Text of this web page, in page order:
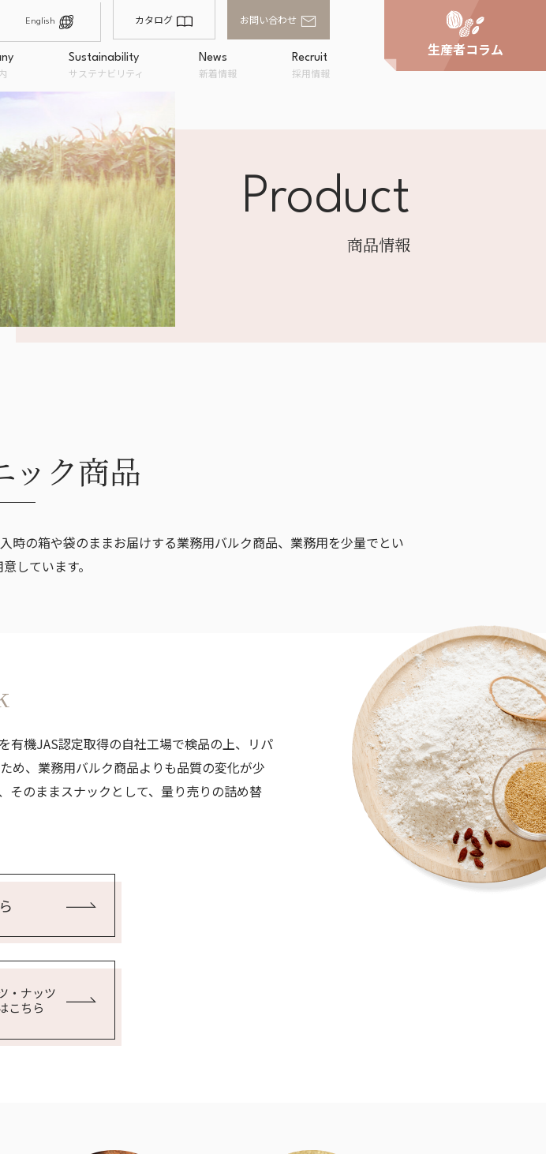
カタログ お問い合わせ
English
製造・品質管理 原材料卸 家庭用商品卸
OEM企画・開発・提案 量り売り企画・提案
一般商品 取扱ブランド
BIONOWA
Biokashi
経営理念 沿革 事業所一覧
Sustainability
サステナビリティ
私たちのこだわり
フードロスへの取り組
み
アルファフードスタッ
News
新着情報
Recruit
採用情報
生産者コラム
Product
商品情報
ック商品
時の箱や袋のままお届けする業務用バルク商品、業務用を少量でとい
しています。
有機JAS認定取得の自社工場で検品の上、リパ
め、業務用バルク商品よりも品質の変化が少
そのままスナックとして、量り売りの詰め替
・ナッツ
こちら